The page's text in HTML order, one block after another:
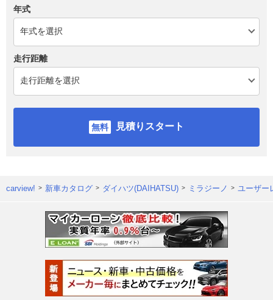
年式
走行距離
見積りスタート
carview! 新車カタログ ダイハツ(DAIHATSU) ミラジーノ ユーザー